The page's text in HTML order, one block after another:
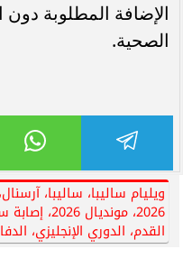
الإضافة المطلوبة دون
الصحية.
ويليام ساليبا، ساليبا،
2026،
القدم، الدوري الإنجليزي،